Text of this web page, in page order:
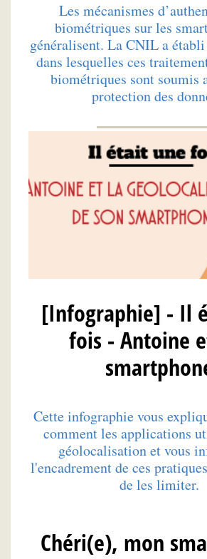
Les mécanismes
biométriques sur les
généralisent. La CNIL a
dans lesquelles ces
biométriques sont soumis
protection des
[Infographie] - Il
fois - Antoine
Cette infographie vous
comment les applications
géolocalisation et vous
l'encadrement de ces
de les limiter.
Chéri(e), mon